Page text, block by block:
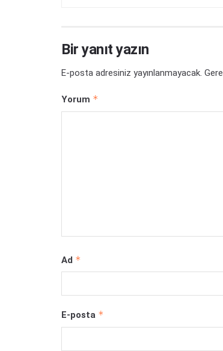
Bir yanıt yazın
E-posta adresiniz yayınlanmayacak.
Yorum *
Ad *
E-posta *